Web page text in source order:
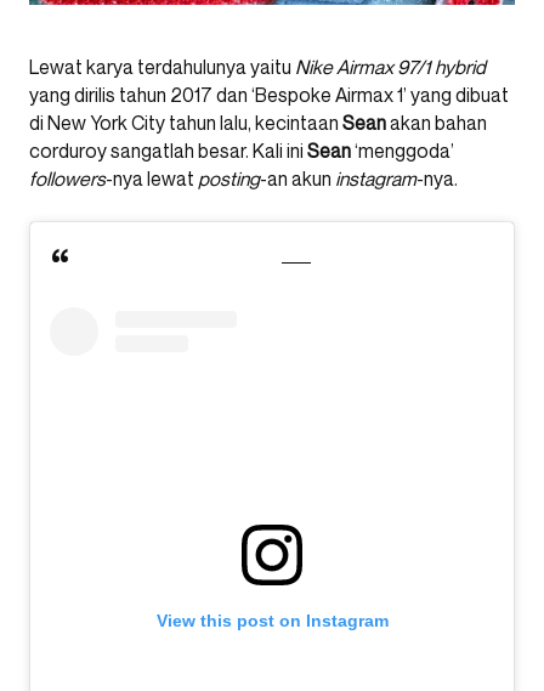
Lewat karya terdahulunya yaitu Nike Airmax 97/1 hybrid
yang dirilis tahun 2017 dan ‘Bespoke Airmax 1’ yang dibuat
di New York City tahun lalu, kecintaan Seanakan bahan
corduroy sangatlah besar. Kali ini Sean‘menggoda’
followers-nya lewat posting-an akun instagram-nya.
View this post on Instagram